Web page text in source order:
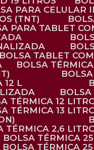
PARA CELULAR
(TNT)
PARA TABLET
BOLSA TABLET
BOLSA TÉRMICA
12 L
TÉRMICA 12
TÉRMICA 13
TÉRMICA 2,6
BOLSA TÉRMICA
BOLSA TÉRMICA